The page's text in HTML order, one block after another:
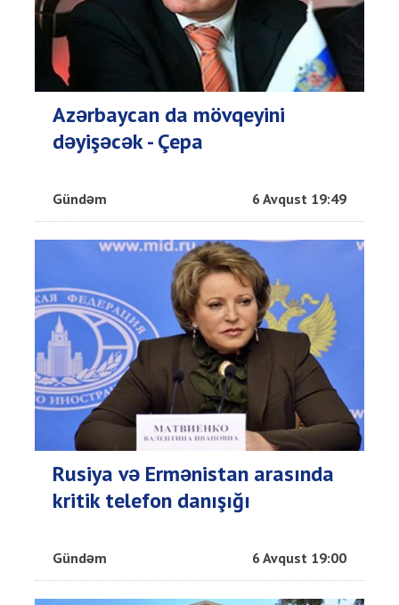
Azərbaycan da mövqeyini
dəyişəcək - Çepa
Gündəm 6 Avqust 19:49
Rusiya və Ermənistan arasında
kritik telefon danışığı
Gündəm 6 Avqust 19:00